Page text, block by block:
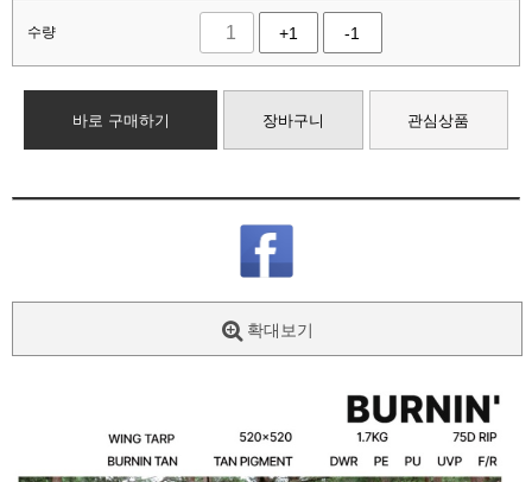
수량 +1 -1
바로 구매하기 장바구니 관심상품
확대보기